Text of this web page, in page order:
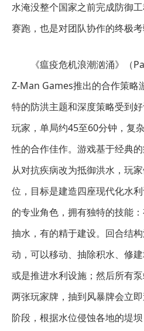
水淹没整个国家之前完成防御
赛跑，也是对团队协作的终极考
《瘟疫危机浪潮汹涌》（
Z-Man Games推出的合作策略
特的防洪主题和深度策略受到
玩家，单局约45至60分钟，复
性的合作佳作。游戏基于经典
从对抗疾病改为抵御洪水，玩
位，目标是建造四座现代化水
的专业角色，拥有独特的技能
抽水，有的精于建设。回合结
动，可以移动、抽除积水、修建
或是推进水利设施；然后所有
两张玩家牌，抽到风暴牌会立
阶段，根据水位侵蚀各地的堤